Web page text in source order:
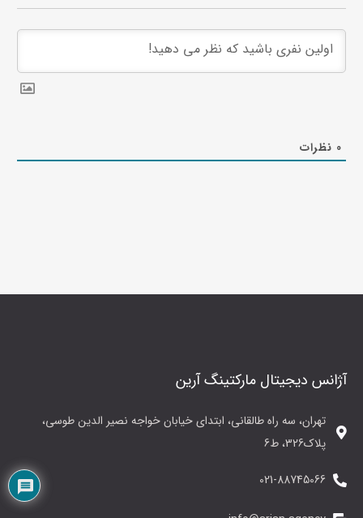
0 نظرات
آژانس دیجیتال مارکتینگ آرین
تهران، سه راه طالقانی، ابتدای خیابان خواجه نصیر الدین طوسی،
پلاک326، ط6
021-88745066